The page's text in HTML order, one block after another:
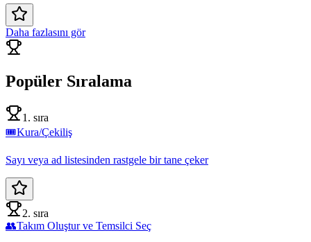
Daha fazlasını gör
Popüler Sıralama
1. sıra
🎟️Kura/Çekiliş
Sayı veya ad listesinden rastgele bir tane çeker
2. sıra
👥Takım Oluştur ve Temsilci Seç